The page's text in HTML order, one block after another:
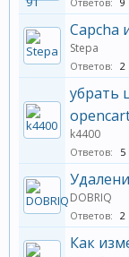
Capcha
Stepa
Ответов: 2
убрать
k4400
Ответов: 5
DOBRIQ
Ответов: 2
Как